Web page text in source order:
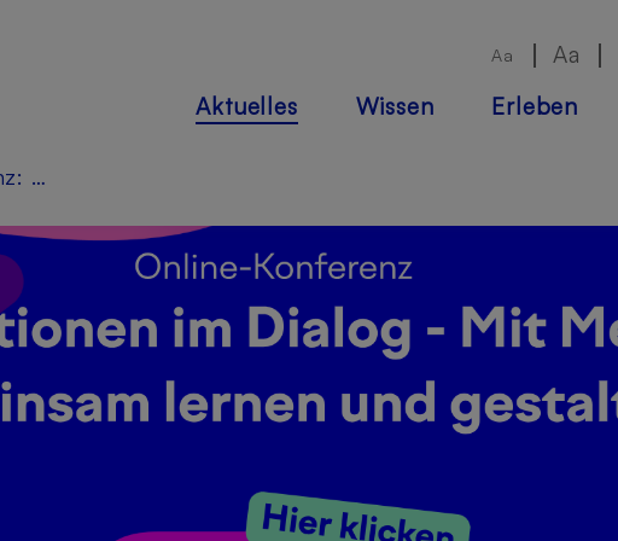
Aa Aa
Aktuelles Wissen Erleben
Online-Konferenz: Wie kann guter Generationenaustausch gelingen? Drei Praxisbeispiele aus der Medienbildung